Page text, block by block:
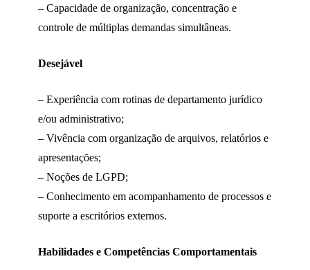
– Capacidade de organização, concentração e
controle de múltiplas demandas simultâneas.
Desejável
– Experiência com rotinas de departamento jurídico
e/ou administrativo;
– Vivência com organização de arquivos, relatórios e
apresentações;
– Noções de LGPD;
– Conhecimento em acompanhamento de processos e
suporte a escritórios externos.
Habilidades e Competências Comportamentais